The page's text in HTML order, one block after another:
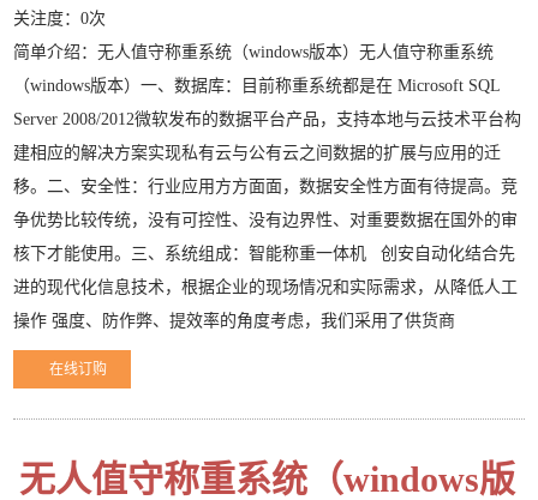
关注度：0次
简单介绍：无人值守称重系统（windows版本）无人值守称重系统
（windows版本）一、数据库：目前称重系统都是在 Microsoft SQL
Server 2008/2012微软发布的数据平台产品，支持本地与云技术平台构
建相应的解决方案实现私有云与公有云之间数据的扩展与应用的迁
移。二、安全性：行业应用方方面面，数据安全性方面有待提高。竞
争优势比较传统，没有可控性、没有边界性、对重要数据在国外的审
核下才能使用。三、系统组成：智能称重一体机 创安自动化结合先
进的现代化信息技术，根据企业的现场情况和实际需求，从降低人工
操作 强度、防作弊、提效率的角度考虑，我们采用了供货商
在线订购
无人值守称重系统（windows版